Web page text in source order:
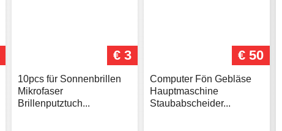
€ 3
10pcs für Sonnenbrillen
Mikrofaser
Brillenputztuch...
€ 50
Computer Fön Gebläse
Hauptmaschine
Staubabscheider...